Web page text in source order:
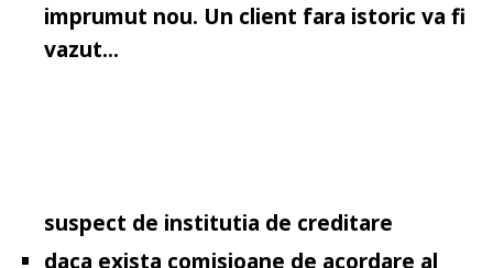
imprumut nou. Un client fara istoric va fi
vazut...
suspect de institutia de creditare
daca exista comisioane de acordare al